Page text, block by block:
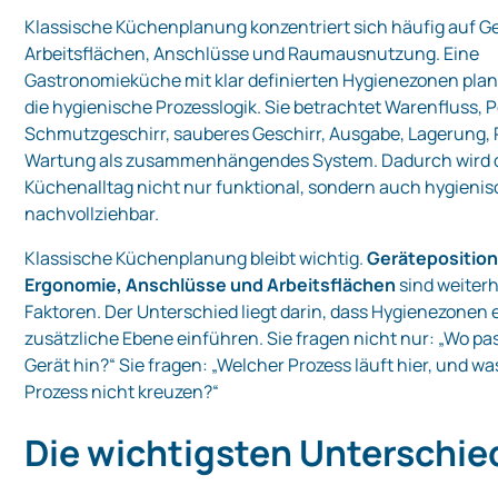
Klassische Küchenplanung konzentriert sich häufig auf
Arbeitsflächen, Anschlüsse und Raumausnutzung. Eine
Gastronomieküche mit klar definierten Hygienezonen
die hygienische Prozesslogik. Sie betrachtet Warenfluss,
Schmutzgeschirr, sauberes Geschirr, Ausgabe, Lagerung,
Wartung als zusammenhängendes System. Dadurch wird
Küchenalltag nicht nur funktional, sondern auch
nachvollziehbar.
Klassische Küchenplanung bleibt wichtig.
Ergonomie, Anschlüsse und Arbeitsflächen sind
Faktoren. Der Unterschied liegt darin, dass Hygienezonen
zusätzliche Ebene einführen. Sie fragen nicht nur: „Wo
Gerät hin?“ Sie fragen: „Welcher Prozess läuft hier, und
Prozess nicht kreuzen?“
Die wichtigsten